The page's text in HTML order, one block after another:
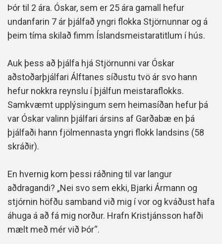
Þór til 2 ára. Óskar, sem er 25 ára gamall hefur
undanfarin 7 ár þjálfað yngri flokka Stjörnunnar og á
þeim tíma skilað fimm Íslandsmeistaratitlum í hús.
Auk þess að þjálfa hjá Stjörnunni var Óskar
aðstoðarþjálfari Álftanes síðustu tvö ár svo hann
hefur nokkra reynslu í þjálfun meistaraflokks.
Samkvæmt upplýsingum sem heimasíðan hefur þá
var Óskar valinn þjálfari ársins af Garðabæ en þá
þjálfaði hann fjölmennasta yngri flokk landsins (58
skráðir).
En hvernig kom þessi ráðning til var langur
aðdragandi? „Nei svo sem ekki, Bjarki Ármann og
stjórnin höfðu samband við mig í vor og kváðust hafa
áhuga á að fá mig norður. Hrafn Kristjánsson hafði
mælt með mér við Þór“.